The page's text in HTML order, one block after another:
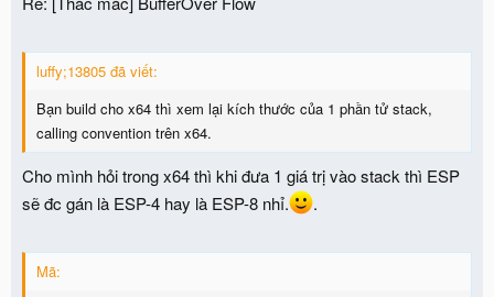
luffy;13805 đã viết:
Bạn build cho x64 thì xem lại kích thước của 1 phần tử stack,
calling convention trên x64.
Cho mình hỏi trong x64 thì khi đưa 1 giá trị vào stack thì ESP
sẽ đc gán là ESP-4 hay là ESP-8 nhỉ.
.
Mã: